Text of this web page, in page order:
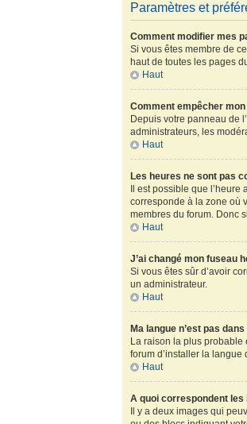
Paramètres et
Comment modifier mes
Si vous êtes membre de
haut de toutes les pages
Haut
Comment empêcher
Depuis votre panneau de
administrateurs, les
Haut
Les heures ne sont pas
Il est possible que
corresponde à la zone où
membres du forum. Donc
Haut
J’ai changé mon fuseau
Si vous êtes sûr d’avoir
un administrateur.
Haut
Ma langue n’est pas
La raison la plus probable
forum d’installer la langue
Haut
A quoi correspondent les
Il y a deux images qui